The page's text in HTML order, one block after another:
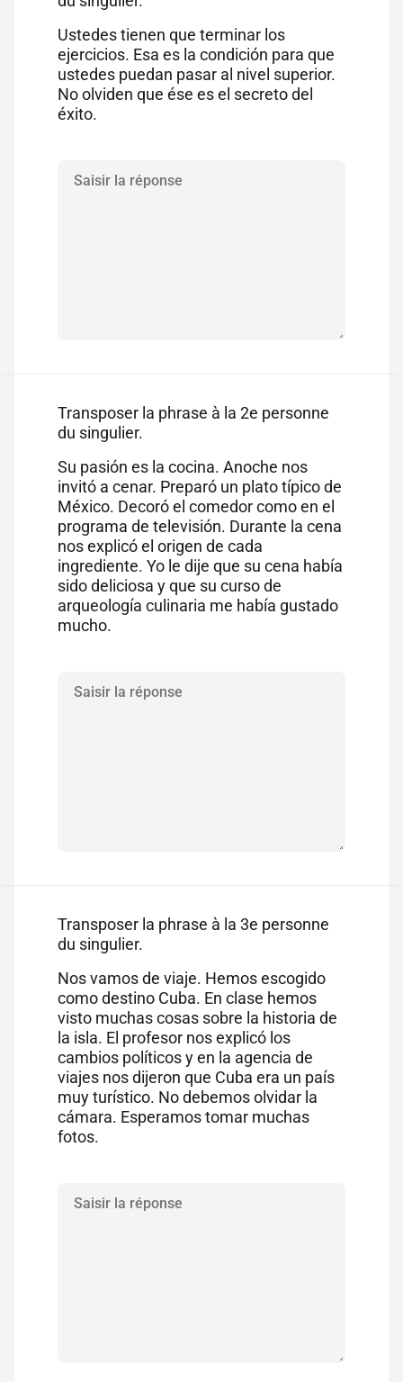
Ustedes tienen que terminar los
ejercicios. Esa es la condición para que
ustedes puedan pasar al nivel superior.
No olviden que ése es el secreto del
éxito.
Transposer la phrase à la 2e personne
du singulier.
Su pasión es la cocina. Anoche nos
invitó a cenar. Preparó un plato típico de
México. Decoró el comedor como en el
programa de televisión. Durante la cena
nos explicó el origen de cada
ingrediente. Yo le dije que su cena había
sido deliciosa y que su curso de
arqueología culinaria me había gustado
mucho.
Transposer la phrase à la 3e personne
du singulier.
Nos vamos de viaje. Hemos escogido
como destino Cuba. En clase hemos
visto muchas cosas sobre la historia de
la isla. El profesor nos explicó los
cambios políticos y en la agencia de
viajes nos dijeron que Cuba era un país
muy turístico. No debemos olvidar la
cámara. Esperamos tomar muchas
fotos.